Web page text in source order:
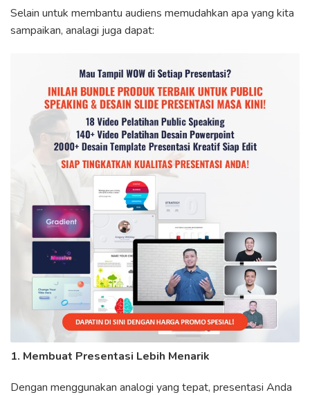
Selain untuk membantu audiens memudahkan apa yang kita
sampaikan, analagi juga dapat:
1. Membuat Presentasi Lebih Menarik
Dengan menggunakan analogi yang tepat, presentasi Anda